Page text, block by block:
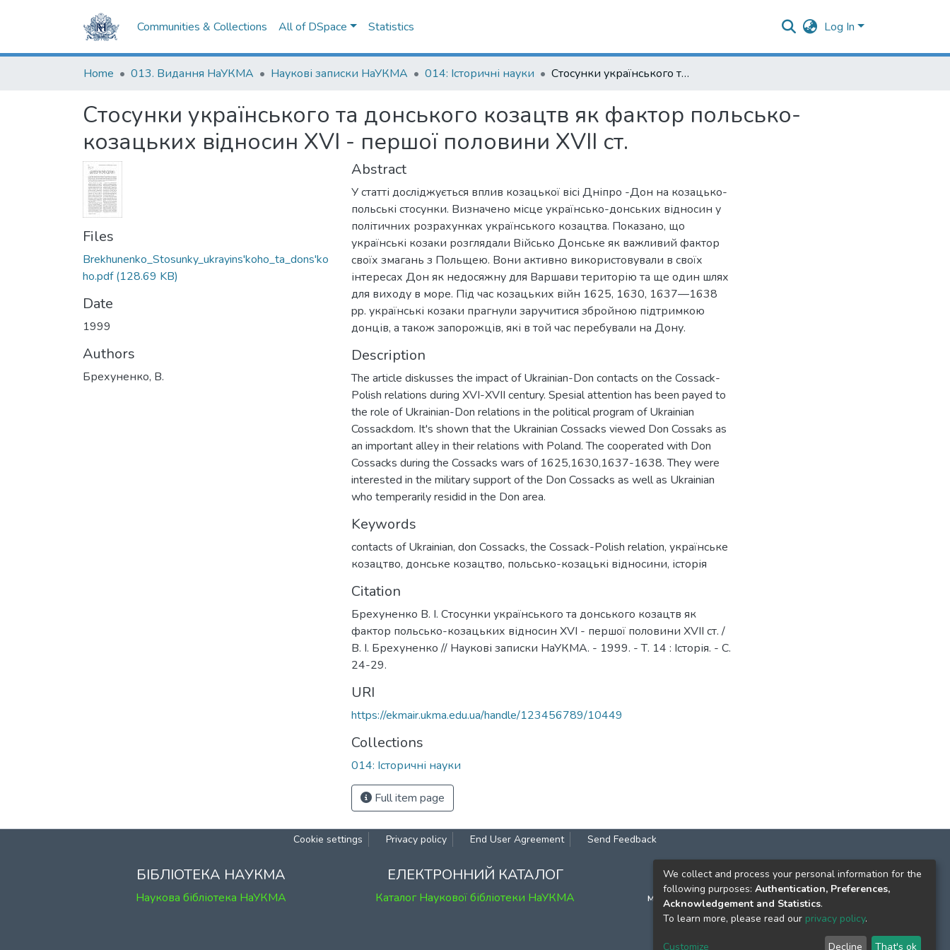
Communities & Collections All of DSpace Statistics Log In
Home 013. Видання НаУКМА Наукові записки НаУКМА 014: Історичні науки Стосунки українського та донського козацтв як фактор польсько-козацьких відносин XVI - першої половини XVII ст.
Стосунки українського та донського козацтв як фактор польсько-
козацьких відносин XVI - першої половини XVII ст.
Files
Brekhunenko_Stosunky_ukrayins'koho_ta_dons'ko
ho.pdf(128.69 KB)
Date
1999
Authors
Брехуненко, В.
Abstract
У статті досліджується вплив козацької вісі Дніпро -Дон на козацько-
польські стосунки. Визначено місце українсько-донських відносин у
політичних розрахунках українського козацтва. Показано, що
українські козаки розглядали Військо Донське як важливий фактор
своїх змагань з Польщею. Вони активно використовували в своїх
інтересах Дон як недосяжну для Варшави територію та ще один шлях
для виходу в море. Під час козацьких війн 1625, 1630, 1637—1638
pp. українські козаки прагнули заручитися збройною підтримкою
донців, а також запорожців, які в той час перебували на Дону.
Description
The article diskusses the impact of Ukrainian-Don contacts on the Cossack-
Polish relations during XVI-XVII century. Spesial attention has been payed to
the role of Ukrainian-Don relations in the political program of Ukrainian
Cossackdom. It's shown that the Ukrainian Cossacks viewed Don Cossaks as
an important alley in their relations with Poland. The cooperated with Don
Cossacks during the Cossacks wars of 1625,1630,1637-1638. They were
interested in the military support of the Don Cossacks as well as Ukrainian
who temperarily residid in the Don area.
Keywords
contacts of Ukrainian, don Cossacks, the Cossack-Polish relation, українське
козацтво, донське козацтво, польсько-козацькі відносини, історія
Citation
Брехуненко В. І. Стосунки українського та донського козацтв як
фактор польсько-козацьких відносин XVI - першої половини XVII ст. /
В. І. Брехуненко // Наукові записки НаУКМА. - 1999. - Т. 14 : Історія. - C.
24-29.
URI
https://ekmair.ukma.edu.ua/handle/123456789/10449
Collections
014: Історичні науки
Full item page
Cookie settings Privacy policy End User Agreement Send Feedback
БІБЛІОТЕКА НАУКМА
Наукова бібліотека НаУКМА
ЕЛЕКТРОННИЙ КАТАЛОГ
Каталог Наукової бібліотеки НаУКМА
КОНТАКТИ
м. Київ, вул. Григорія Сковороди, 2
к. 1, к. 120
We collect and process your personal information for the
following purposes: Authentication, Preferences,
Acknowledgement and Statistics.
To learn more, please read our privacy policy.
Customize Decline That's ok